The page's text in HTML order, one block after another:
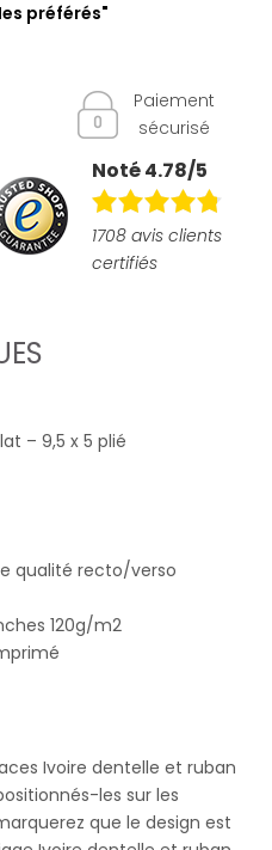
préférés"
Paiement
sécurisé
Noté 4.78/5
1708 avis clients
certifiés
– 9,5 x 5 plié
qualité recto/verso
120g/m2
Ivoire dentelle et ruban
les sur les
que le design est